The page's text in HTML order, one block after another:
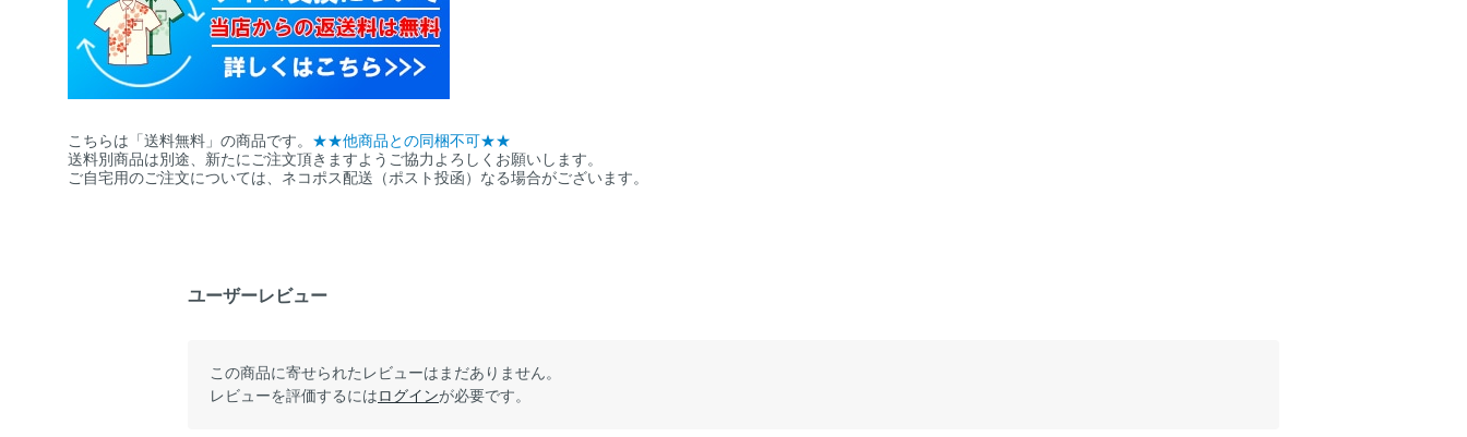
こちらは「送料無料」の商品です。 ★★他商品との同梱不可★★
送料別商品は別途、新たにご注文頂きますようご協力よろしくお願いします。
ご自宅用のご注文については、ネコポス配送（ポスト投函）なる場合がございます。
ユーザーレビュー
この商品に寄せられたレビューはまだありません。
レビューを評価するには ログインが必要です。